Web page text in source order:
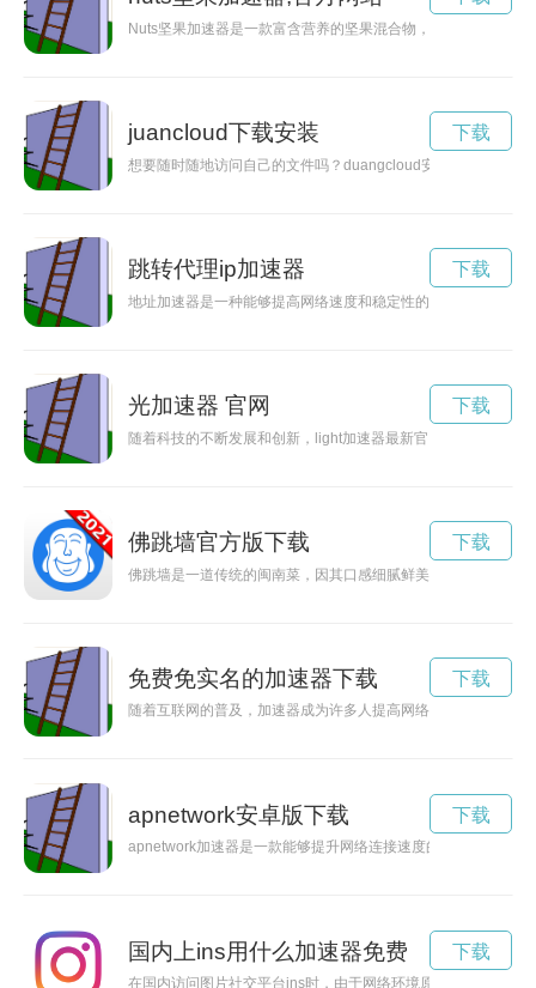
Nuts坚果加速器是一款富含营养的坚果混合物，为您提供健康
juancloud下载安装
想要随时随地访问自己的文件吗？duangcloud安卓版是一个方
下载
跳转代理ip加速器
地址加速器是一种能够提高网络速度和稳定性的工具，它通过
下载
光加速器 官网
随着科技的不断发展和创新，light加速器最新官网正式上线，
下载
佛跳墙官方版下载
佛跳墙是一道传统的闽南菜，因其口感细腻鲜美而备受喜爱。
下载
免费免实名的加速器下载
随着互联网的普及，加速器成为许多人提高网络速度的选择。
下载
apnetwork安卓版下载
apnetwork加速器是一款能够提升网络连接速度的工具，通过
下载
国内上ins用什么加速器免费
在国内访问图片社交平台ins时，由于网络环境原因，速度较慢
下载